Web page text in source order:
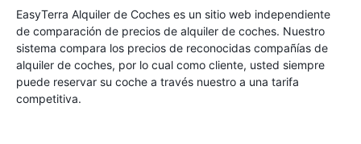
EasyTerra Alquiler de Coches es un sitio web independiente
de comparación de precios de alquiler de coches. Nuestro
sistema compara los precios de reconocidas compañías de
alquiler de coches, por lo cual como cliente, usted siempre
puede reservar su coche a través nuestro a una tarifa
competitiva.